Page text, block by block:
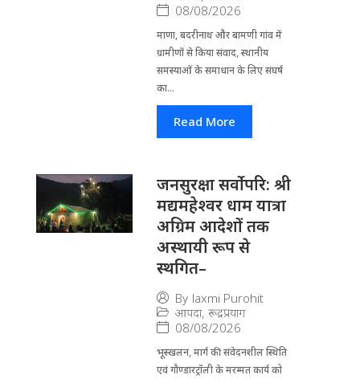
08/08/2026
माणा, बदरीनाथ और बामणी गांव में
ग्रामीणों से किया संवाद, स्थानीय
समस्याओं के समाधान के लिए संघर्ष
का...
Read More
जनसुरक्षा सर्वोपरि: श्री
मद्यमहेश्वर धाम यात्रा
अग्रिम आदेशों तक
अस्थायी रूप से
स्थगित–
By laxmi Purohit
आपदा, रूद्रप्रयाग
08/08/2026
भूस्खलन, मार्ग की संवेदनशील स्थिति
एवं गौण्डारट्रॉली के मरम्मत कार्य को